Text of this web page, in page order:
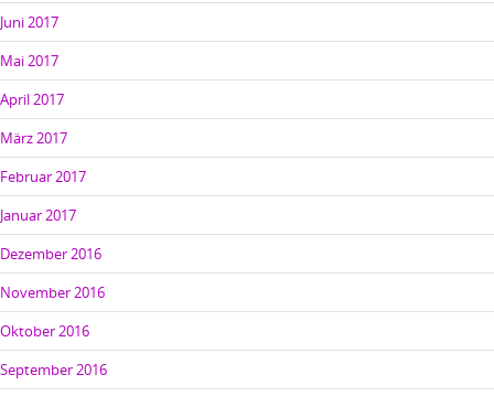
Juni 2017
Mai 2017
April 2017
März 2017
Februar 2017
Januar 2017
Dezember 2016
November 2016
Oktober 2016
September 2016